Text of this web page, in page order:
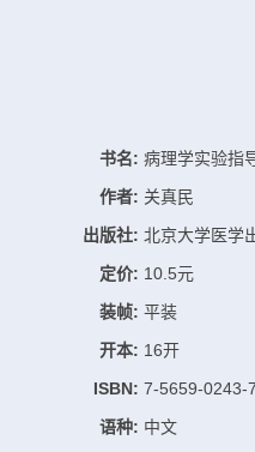
书名: 病理学实验指
作者: 关真民
出版社: 北京大学医学
定价: 10.5元
装帧: 平装
开本: 16开
ISBN: 7-5659-0243-
语种: 中文